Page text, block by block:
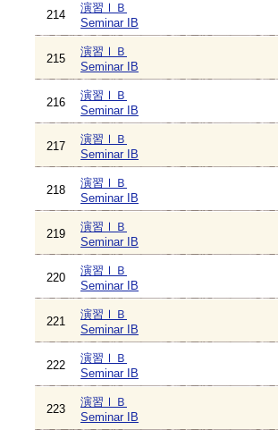
214
演習ⅠＢ
Seminar IB
215
演習ⅠＢ
Seminar IB
216
演習ⅠＢ
Seminar IB
217
演習ⅠＢ
Seminar IB
218
演習ⅠＢ
Seminar IB
219
演習ⅠＢ
Seminar IB
220
演習ⅠＢ
Seminar IB
221
演習ⅠＢ
Seminar IB
222
演習ⅠＢ
Seminar IB
223
演習ⅠＢ
Seminar IB